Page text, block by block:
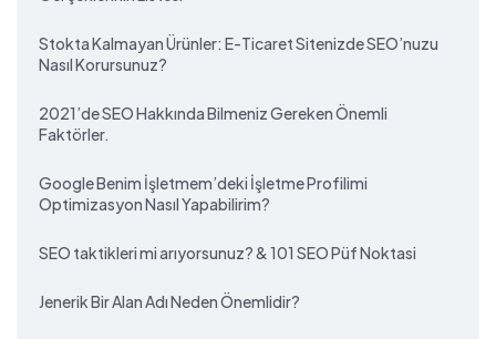
Stokta Kalmayan Ürünler: E-Ticaret Sitenizde SEO’nuzu
Nasıl Korursunuz?
2021’de SEO Hakkında Bilmeniz Gereken Önemli
Faktörler.
Google Benim İşletmem’deki İşletme Profilimi
Optimizasyon Nasıl Yapabilirim?
SEO taktikleri mi arıyorsunuz? & 101 SEO Püf Noktasi
Jenerik Bir Alan Adı Neden Önemlidir?